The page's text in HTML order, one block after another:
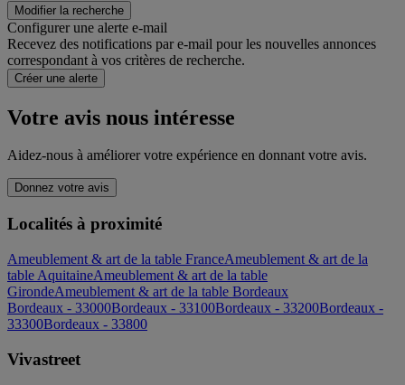
Modifier la recherche
Configurer une alerte e-mail
Recevez des notifications par e-mail pour les nouvelles annonces
correspondant à vos critères de recherche.
Créer une alerte
Votre avis nous intéresse
Aidez-nous à améliorer votre expérience en donnant votre avis.
Donnez votre avis
Localités à proximité
Ameublement & art de la table FranceAmeublement & art de la
table AquitaineAmeublement & art de la table
GirondeAmeublement & art de la table Bordeaux
Bordeaux - 33000Bordeaux - 33100Bordeaux - 33200Bordeaux -
33300Bordeaux - 33800
Vivastreet